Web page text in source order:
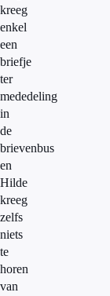
kreeg
enkel
een
briefje
ter
mededeling
in
de
brievenbus
en
Hilde
kreeg
zelfs
niets
te
horen
van